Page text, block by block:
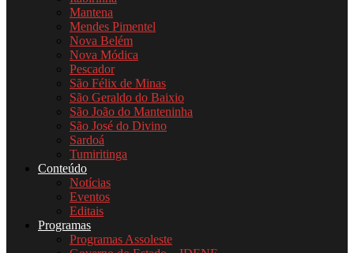
Mantena
Mendes Pimentel
Nova Belém
Nova Módica
Pescador
São Félix de Minas
São Geraldo do Baixio
São João do Manteninha
São José do Divino
Sardoá
Tumiritinga
Conteúdo
Notícias
Eventos
Editais
Programas
Programas Assoleste